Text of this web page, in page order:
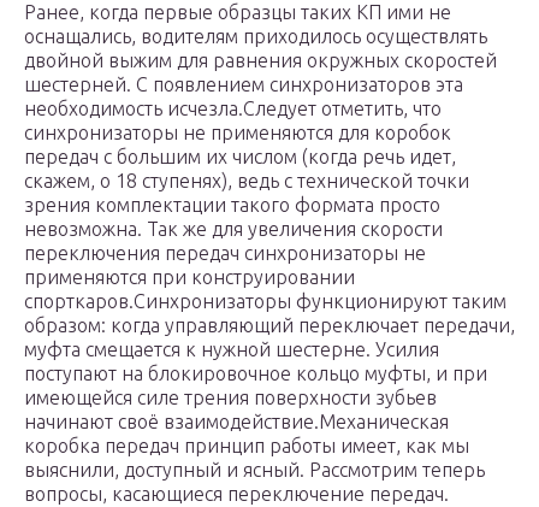
Ранее, когда первые образцы таких КП ими не
оснащались, водителям приходилось осуществлять
двойной выжим для равнения окружных скоростей
шестерней. С появлением синхронизаторов эта
необходимость исчезла.Следует отметить, что
синхронизаторы не применяются для коробок
передач с большим их числом (когда речь идет,
скажем, о 18 ступенях), ведь с технической точки
зрения комплектации такого формата просто
невозможна. Так же для увеличения скорости
переключения передач синхронизаторы не
применяются при конструировании
спорткаров.Синхронизаторы функционируют таким
образом: когда управляющий переключает передачи,
муфта смещается к нужной шестерне. Усилия
поступают на блокировочное кольцо муфты, и при
имеющейся силе трения поверхности зубьев
начинают своё взаимодействие.Механическая
коробка передач принцип работы имеет, как мы
выяснили, доступный и ясный. Рассмотрим теперь
вопросы, касающиеся переключение передач.